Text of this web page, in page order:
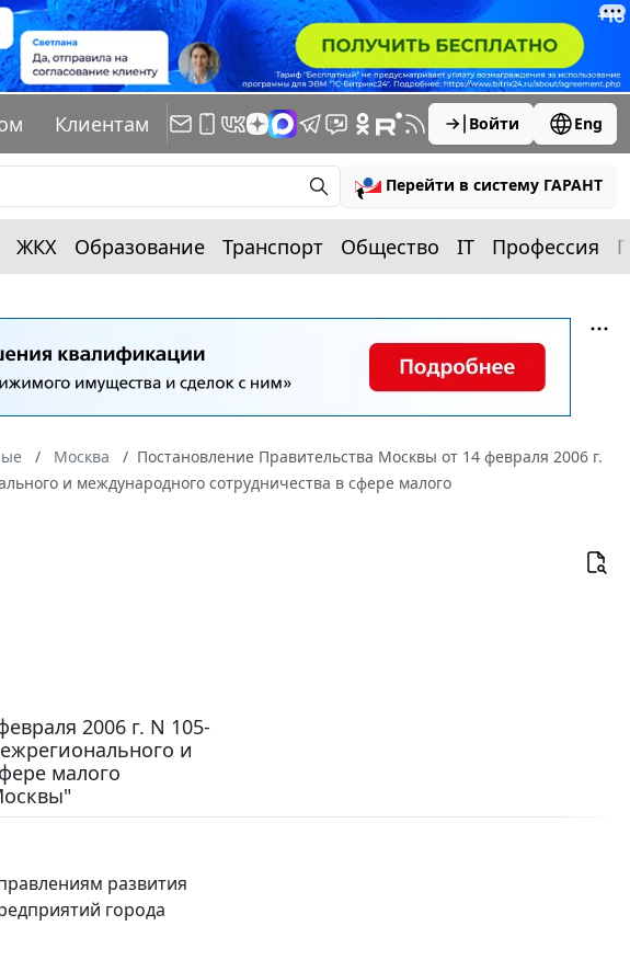
Клиентам Войти Eng
Перейти в систему ГАРАНТ
ЖКХ Образование Транспорт Общество IT Профессия
Москва
Постановление Правительства Москвы от 14 февраля 2006 г.
и международного сотрудничества в сфере малого
2006 г. N 105-
и
малого
развития
города